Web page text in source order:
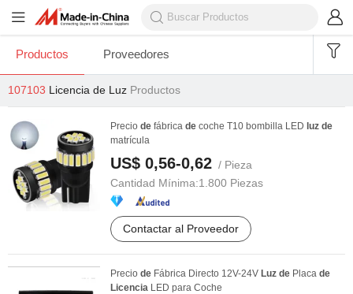
Productos Proveedores
107103 Licencia de Luz Productos
Precio de fábrica de coche T10 bombilla LED luz de
matrícula
US$ 0,56-0,62 / Pieza
Cantidad Mínima:1.800 Piezas
Contactar al Proveedor
Precio de Fábrica Directo 12V-24V Luz de Placa de
Licencia LED para Coche